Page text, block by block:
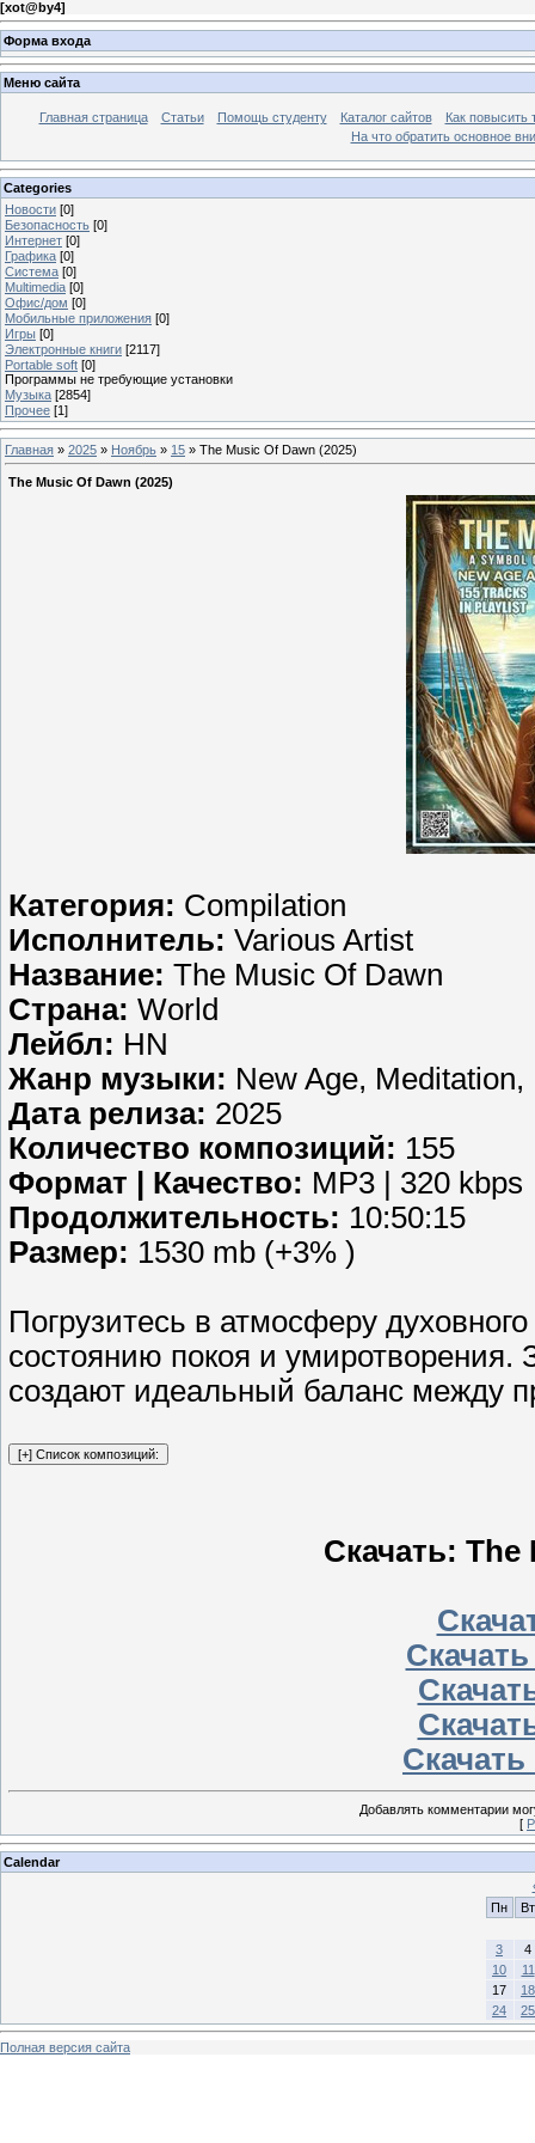
[xot@by4]
Форма входа
Меню сайта
Главная страница Статьи Помощь студенту Каталог сайтов
Как повысить
На что обратить основное
Categories
Новости [0]
Безопасность [0]
Интернет [0]
Графика [0]
Система [0]
Multimedia [0]
Офис/дом [0]
Мобильные приложения [0]
Игры [0]
Электронные книги [2117]
Portable soft [0]
Программы не требующие установки
Музыка [2854]
Прочее [1]
Главная » 2025 » Ноябрь » 15 » The Music Of Dawn (2025)
The Music Of Dawn (2025)
Категория: Compilation
Исполнитель: Various Artist
Название: The Music Of Dawn
Страна: World
Лейбл: HN
Жанр музыки: New Age, Meditation,
Дата релиза: 2025
Количество композиций: 155
Формат | Качество: MP3 | 320 kbps
Продолжительность: 10:50:15
Размер: 1530 mb (+3% )
Погрузитесь в атмосферу
состоянию покоя и
создают идеальный баланс между
Скачать: The
Добавлять комментарии
[
Calendar
Пн
Вт
3
4
10
11
17
18
24
25
Полная версия сайта